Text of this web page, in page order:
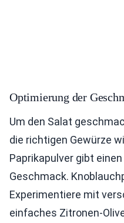
Optimierung der
Um den Salat
die richtigen Gewürze
Paprikapulver gibt
Geschmack.
Experimentiere mit
einfaches Zitronen-